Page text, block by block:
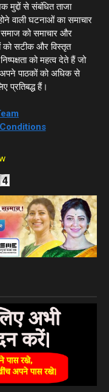
मुद्दों से संबंधित ताजा
वाली घटनाओं का समाचार
को समाचार और
को सटीक और विस्तृत
को महत्व देते हैं जो
पाठकों को अधिक से
प्रतिबद्ध हैं।